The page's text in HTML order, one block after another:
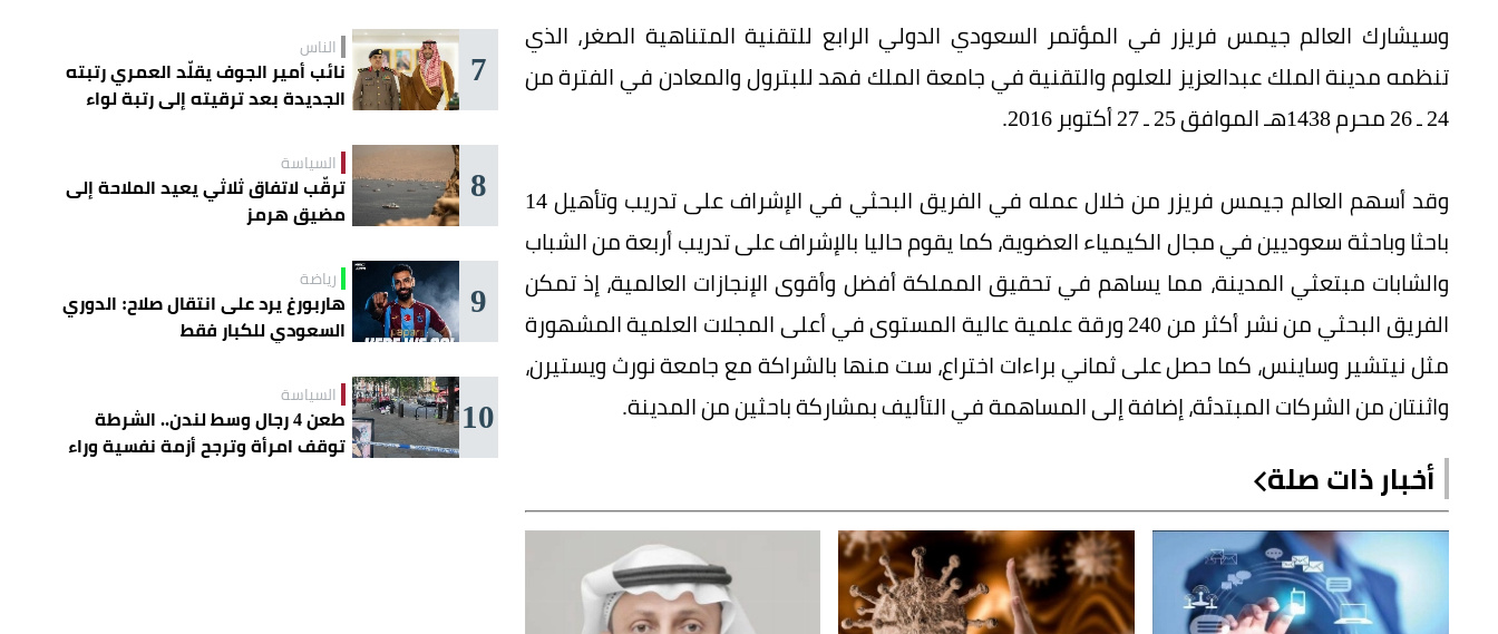
وسيشارك العالم جيمس فريزر في المؤتمر السعودي الدولي الرابع للتقنية المتناهية الصغر، الذي
تنظمه مدينة الملك عبدالعزيز للعلوم والتقنية في جامعة الملك فهد للبترول والمعادن في الفترة من
24 ـ 26 محرم 1438هـ الموافق 25 ـ 27 أكتوبر 2016.
وقد أسهم العالم جيمس فريزر من خلال عمله في الفريق البحثي في الإشراف على تدريب وتأهيل 14
باحثا وباحثة سعوديين في مجال الكيمياء العضوية، كما يقوم حاليا بالإشراف على تدريب أربعة من الشباب
والشابات مبتعثي المدينة، مما يساهم في تحقيق المملكة أفضل وأقوى الإنجازات العالمية، إذ تمكن
الفريق البحثي من نشر أكثر من 240 ورقة علمية عالية المستوى في أعلى المجلات العلمية المشهورة
مثل نيتشير وساينس، كما حصل على ثماني براءات اختراع، ست منها بالشراكة مع جامعة نورث ويستيرن،
واثنتان من الشركات المبتدئة، إضافة إلى المساهمة في التأليف بمشاركة باحثين من المدينة.
أخبار ذات صلة
7 الناس
نائب أمير الجوف يقلّد العمري رتبته
الجديدة بعد ترقيته إلى رتبة لواء
8 السياسة
ترقّب لاتفاق ثلاثي يعيد الملاحة إلى
مضيق هرمز
9 رياضة
هاربورغ يرد على انتقال صلاح: الدوري
السعودي للكبار فقط
10 السياسة
طعن 4 رجال وسط لندن.. الشرطة
توقف امرأة وترجح أزمة نفسية وراء